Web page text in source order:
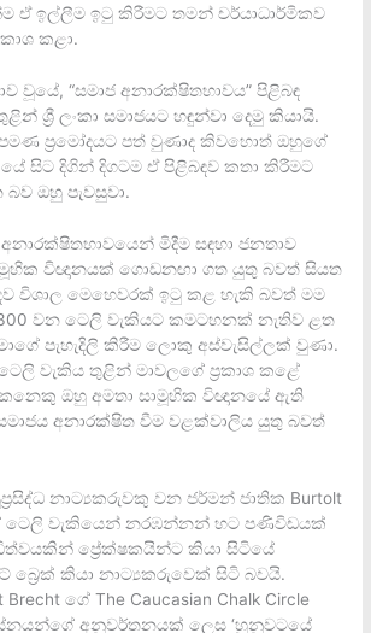
ඒ ඉල්ලීම ඉටු කිරීමට තමන් චර්යාධාර්මිකව
කළා.
වූයේ, “සමාජ අනාරක්ෂිතභාවය” පිළිබඳ
ශ්‍රී ලංකා සමාජයට හඳුන්වා දෙමු කියායි.
ප්‍රමෝදයට පත් වුණාද කිවහොත් ඔහුගේ
සිට දිගින් දිගටම ඒ පිළිබඳව කතා කිරීමට
ඔහු පැවසුවා.
අනාරක්ෂිතභාවයෙන් මිදීම සඳහා ජනතාව
විඥානයක් ගොඩනඟා ගත යුතු බවත් සියත
විශාල මෙහෙවරක් ඉටු කළ හැකි බවත් මම
300 වන ටෙලි වැකියට කමටහනක් නැතිව ළත
පැහැදිලි කිරීම ලොකු අස්වැසිල්ලක් වුණා.
ටෙලි වැකිය තුළින් මාවලගේ ප්‍රකාශ කළේ
ඔහු අමතා සාමූහික විඥානයේ ඇති
අනාරක්ෂිත වීම වළක්වාලිය යුතු බවත්
නාට්‍යකරුවකු වන ජර්මන් ජාතික Burtolt
ටෙලි වැකියෙන් නරඹන්නන් හට පණිවිඩයක්
ප්‍රේක්ෂකයින්ට කියා සිටියේ
බ්‍රෙක් කියා නාට්‍යකරුවෙක් සිටි බවයි.
ගේ The Caucasian Chalk Circle
අනුවර්තනයක් ලෙස ‘හුනුවටයේ